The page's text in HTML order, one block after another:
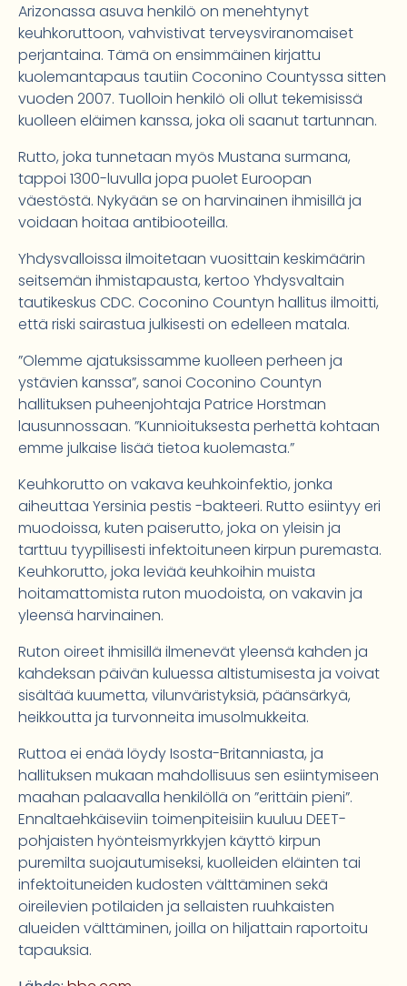
Arizonassa asuva henkilö on menehtynyt
keuhkoruttoon, vahvistivat terveysviranomaiset
perjantaina. Tämä on ensimmäinen kirjattu
kuolemantapaus tautiin Coconino Countyssa sitten
vuoden 2007. Tuolloin henkilö oli ollut tekemisissä
kuolleen eläimen kanssa, joka oli saanut tartunnan.
Rutto, joka tunnetaan myös Mustana surmana,
tappoi 1300-luvulla jopa puolet Euroopan
väestöstä. Nykyään se on harvinainen ihmisillä ja
voidaan hoitaa antibiooteilla.
Yhdysvalloissa ilmoitetaan vuosittain keskimäärin
seitsemän ihmistapausta, kertoo Yhdysvaltain
tautikeskus CDC. Coconino Countyn hallitus ilmoitti,
että riski sairastua julkisesti on edelleen matala.
”Olemme ajatuksissamme kuolleen perheen ja
ystävien kanssa”, sanoi Coconino Countyn
hallituksen puheenjohtaja Patrice Horstman
lausunnossaan. ”Kunnioituksesta perhettä kohtaan
emme julkaise lisää tietoa kuolemasta.”
Keuhkorutto on vakava keuhkoinfektio, jonka
aiheuttaa Yersinia pestis -bakteeri. Rutto esiintyy eri
muodoissa, kuten paiserutto, joka on yleisin ja
tarttuu tyypillisesti infektoituneen kirpun puremasta.
Keuhkorutto, joka leviää keuhkoihin muista
hoitamattomista ruton muodoista, on vakavin ja
yleensä harvinainen.
Ruton oireet ihmisillä ilmenevät yleensä kahden ja
kahdeksan päivän kuluessa altistumisesta ja voivat
sisältää kuumetta, vilunväristyksiä, päänsärkyä,
heikkoutta ja turvonneita imusolmukkeita.
Ruttoa ei enää löydy Isosta-Britanniasta, ja
hallituksen mukaan mahdollisuus sen esiintymiseen
maahan palaavalla henkilöllä on ”erittäin pieni”.
Ennaltaehkäiseviin toimenpiteisiin kuuluu DEET-
pohjaisten hyönteismyrkkyjen käyttö kirpun
puremilta suojautumiseksi, kuolleiden eläinten tai
infektoituneiden kudosten välttäminen sekä
oireilevien potilaiden ja sellaisten ruuhkaisten
alueiden välttäminen, joilla on hiljattain raportoitu
tapauksia.